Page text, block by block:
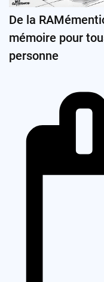
De la
mémoire pour
personne